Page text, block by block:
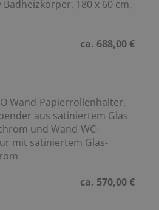
Badheizkörper, 180 x 60 cm,
ca. 688,00 €
Wand-Papierrollenhalter,
aus satiniertem Glas
und Wand-WC-
mit satiniertem Glas-
ca. 570,00 €